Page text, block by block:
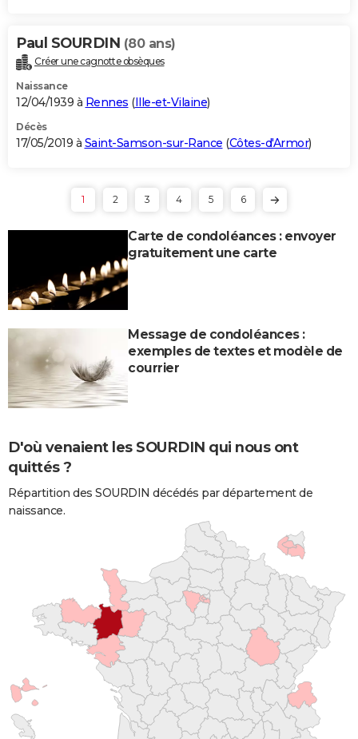
Paul SOURDIN (80 ans)
Créer une cagnotte obsèques
Naissance
12/04/1939 à Rennes (Ille-et-Vilaine)
Décès
17/05/2019 à Saint-Samson-sur-Rance (Côtes-d'Armor)
1 2 3 4 5 6
Carte de condoléances : envoyer
gratuitement une carte
Message de condoléances :
exemples de textes et modèle de
courrier
D'où venaient les SOURDIN qui nous ont
quittés ?
Répartition des SOURDIN décédés par département de
naissance.